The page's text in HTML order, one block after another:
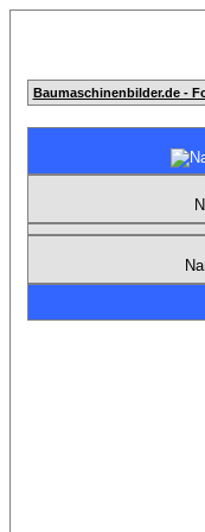
Baumaschinenbilder.de -